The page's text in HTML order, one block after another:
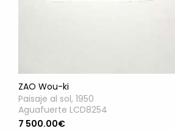
ZAO Wou-ki
Paisaje al sol, 1950
Aguafuerte LCD8254
7 500.00€